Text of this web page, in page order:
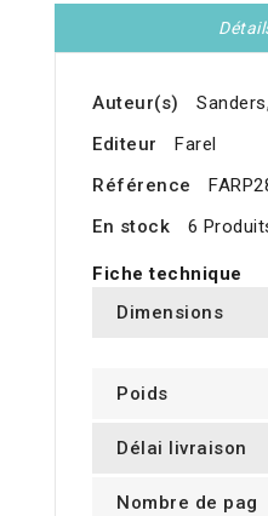
Auteur(s)
Editeur
Farel
Référence
En stock
6
Fiche technique
Dimensions
Poids
Délai livraison
Nombre de pag